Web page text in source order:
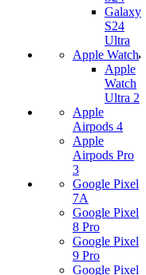
Galaxy
S24
Ultra
Apple Watch
Apple
Watch
Ultra 2
Apple
Airpods 4
Apple
Airpods Pro
3
Google Pixel
7А
Google Pixel
8 Pro
Google Pixel
9 Pro
Google Pixel